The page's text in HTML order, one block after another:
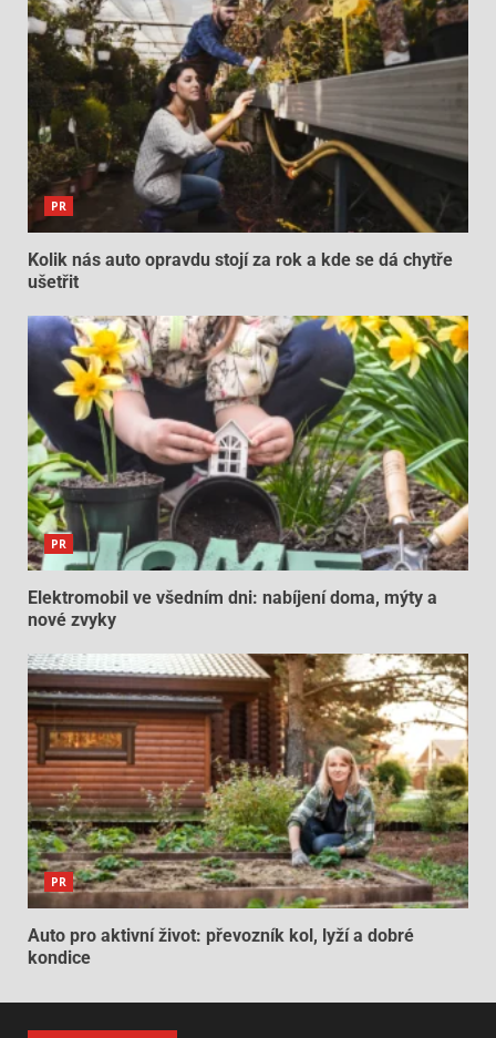
PR
Kolik nás auto opravdu stojí za rok a kde se dá chytře
ušetřit
PR
Elektromobil ve všedním dni: nabíjení doma, mýty a
nové zvyky
PR
Auto pro aktivní život: převozník kol, lyží a dobré
kondice